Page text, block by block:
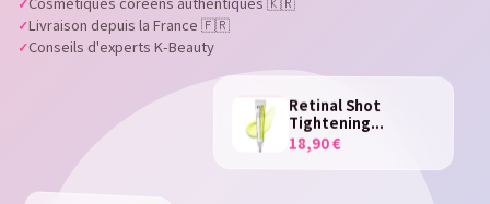
Livraison depuis la France 🇫🇷
Conseils d'experts K-Beauty
Retinal Shot
Tightening...
18,90 €